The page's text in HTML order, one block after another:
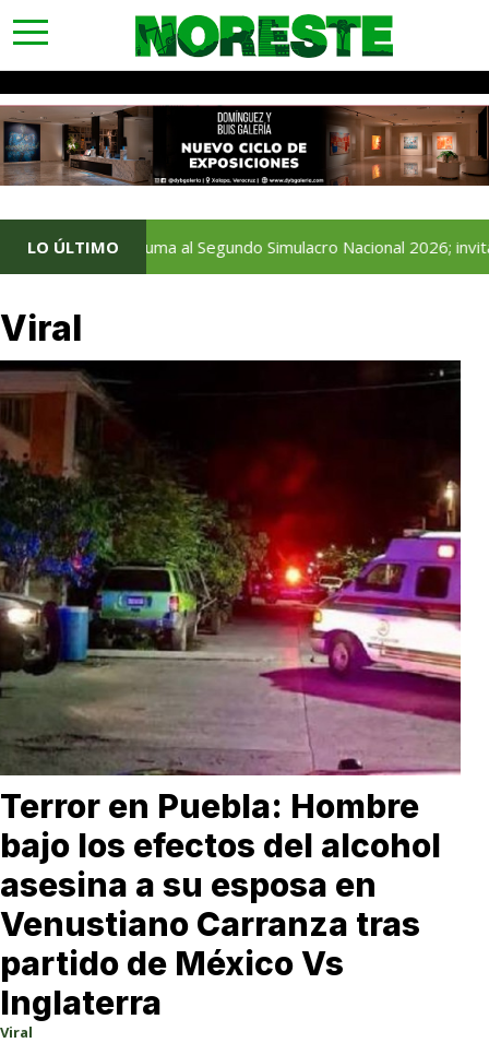
toggle
navigation
LO ÚLTIMO
se suma al Segundo Simulacro Nacional 2026; invita a la
Viral
Terror en Puebla: Hombre
bajo los efectos del alcohol
asesina a su esposa en
Venustiano Carranza tras
partido de México Vs
Inglaterra
Viral